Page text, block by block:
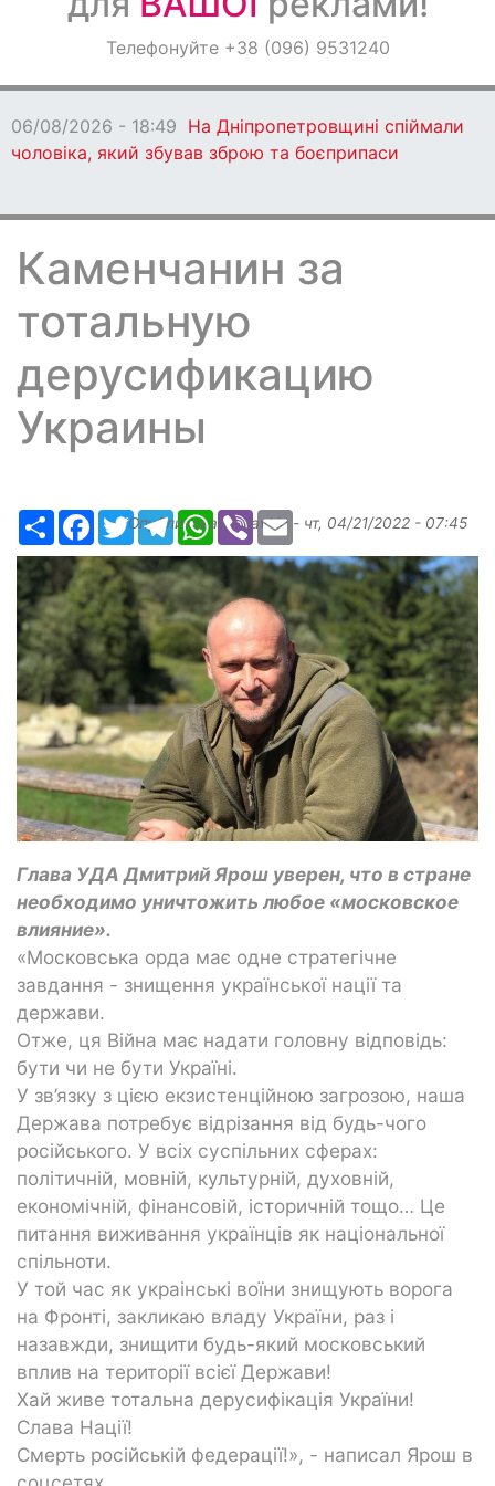
ОголошенняТелефонуйте +38 (096) 9531240
06/08/2026 - 18:49 На Дніпропетровщині спіймали
чоловіка, який збував зброю та боєприпаси
Каменчанин за
тотальную
дерусификацию
Украины
РесурсFacebook
TwitterTelegramWhatsApp
ViberEmail
Опубликованоslavkin - чт, 04/21/2022 - 07:45
Глава УДА Дмитрий Ярош уверен, что в стране
необходимо уничтожить любое «московское
влияние».
«Московська орда має одне стратегічне
завдання - знищення української нації та
держави.
Отже, ця Війна має надати головну відповідь:
бути чи не бути Україні.
У зв’язку з цією екзистенційною загрозою, наша
Держава потребує відрізання від будь-чого
російського. У всіх суспільних сферах:
політичній, мовній, культурній, духовній,
економічній, фінансовій, історичній тощо… Це
питання виживання українців як національної
спільноти.
У той час як украінські воїни знищують ворога
на Фронті, закликаю владу України, раз і
назавжди, знищити будь-який московський
вплив на території всієї Держави!
Хай живе тотальна дерусифікація України!
Слава Нації!
Смерть російській федерації!», - написал Ярош в